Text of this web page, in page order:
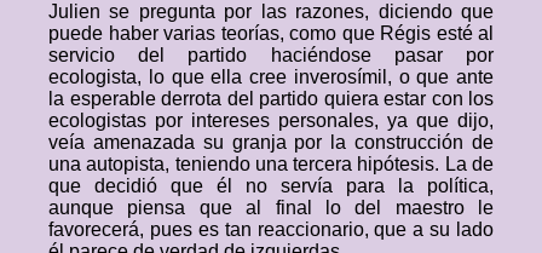
Julien se pregunta por las razones, diciendo que
puede haber varias teorías, como que Régis esté al
servicio del partido haciéndose pasar por
ecologista, lo que ella cree inverosímil, o que ante
la esperable derrota del partido quiera estar con los
ecologistas por intereses personales, ya que dijo,
veía amenazada su granja por la construcción de
una autopista, teniendo una tercera hipótesis. La de
que decidió que él no servía para la política,
aunque piensa que al final lo del maestro le
favorecerá, pues es tan reaccionario, que a su lado